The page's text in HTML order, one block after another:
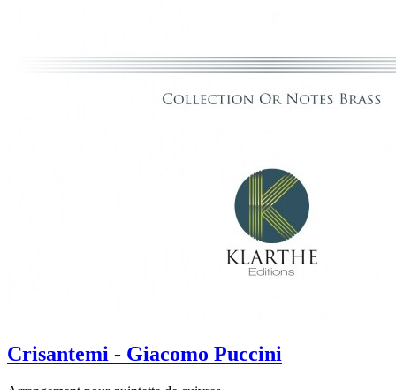
Crisantemi - Giacomo Puccini